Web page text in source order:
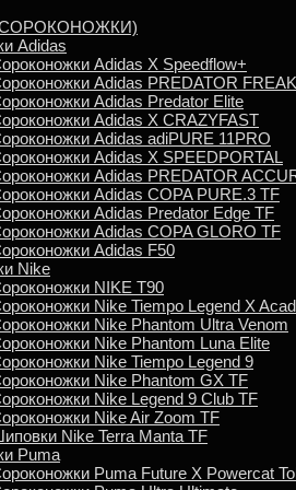
Adidas
Аdidas X Speedflow+
Adidas PREDATOR FREAK
Adidas Predator Elite
Adidas X CRAZYFAST
Adidas adiPURE 11PRO
Аdidas X SPEEDPORTAL
Adidas PREDATOR
Adidas COPA PURE.3 TF
Аdidas Predator Edge TF
Adidas COPA GLORO TF
Adidas F50
Nike
NIKE T90
Nike Tiempo Legend X
Nike Phantom Ultra Venom
Nike Phantom Luna Elite
Nike Tiempo Legend 9
Nike Phantom GX TF
Nike Legend 9 Club TF
Nike Air Zoom TF
Nike Terra Manta TF
Puma
Puma Future X Powercat